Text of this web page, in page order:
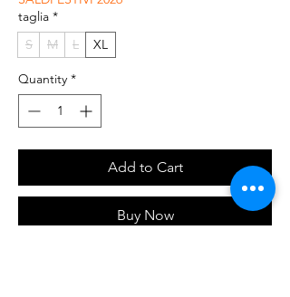
taglia *
S
M L XL
Quantity *
Add to Cart
Buy Now